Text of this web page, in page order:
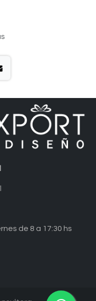
de 8 a 17:30 hs